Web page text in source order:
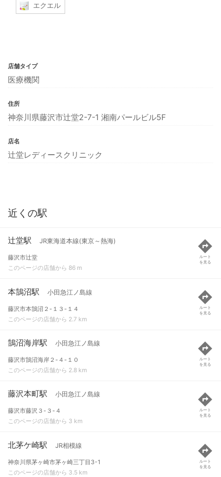
エクエル
店舗タイプ
医療機関
住所
神奈川県藤沢市辻堂2-7-1 湘南パールビル5F
店名
辻堂レディースクリニック
近くの駅
辻堂駅 JR東海道本線(東京～熱海)
藤沢市辻堂
このページの店舗から 86 m
ルート
を見る
本鵠沼駅 小田急江ノ島線
藤沢市本鵠沼２-１３-１４
このページの店舗から 2.7 km
ルート
を見る
鵠沼海岸駅 小田急江ノ島線
藤沢市鵠沼海岸２-４-１０
このページの店舗から 2.8 km
ルート
を見る
藤沢本町駅 小田急江ノ島線
藤沢市藤沢３-３-４
このページの店舗から 3 km
ルート
を見る
北茅ケ崎駅 JR相模線
神奈川県茅ヶ崎市茅ヶ崎三丁目3-1
このページの店舗から 3.5 km
ルート
を見る